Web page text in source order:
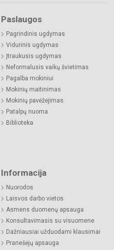
Paslaugos
Pagrindinis ugdymas
Vidurinis ugdymas
Įtraukusis ugdymas
Neformalusis vaikų švietimas
Pagalba mokiniui
Mokinių maitinimas
Mokinių pavėžėjimas
Patalpų nuoma
Biblioteka
Informacija
Nuorodos
Laisvos darbo vietos
Asmens duomenų apsauga
Konsultavimasis su visuomene
Dažniausiai užduodami klausimai
Pranešėjų apsauga